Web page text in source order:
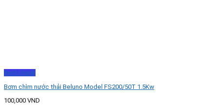
Xem nhanh
Bơm chìm nước thải Beluno Model FS200/50T 1.5Kw
100,000 VND